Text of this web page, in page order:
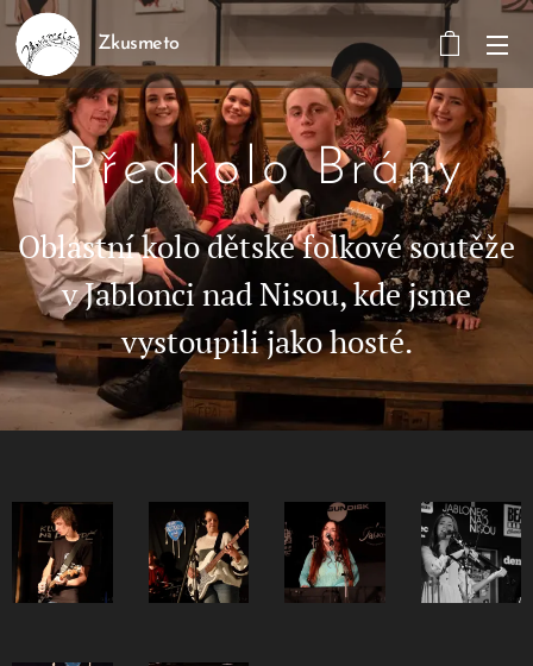
Zkusmeto
Předkolo Brány
Oblastní kolo dětské folkové soutěže
v Jablonci nad Nisou, kde jsme
vystoupili jako hosté.